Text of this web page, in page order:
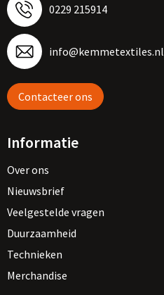
0229 215914
info@kemmetextiles.nl
Contacteer ons
Informatie
Over ons
Nieuwsbrief
Veelgestelde vragen
Duurzaamheid
Technieken
Merchandise